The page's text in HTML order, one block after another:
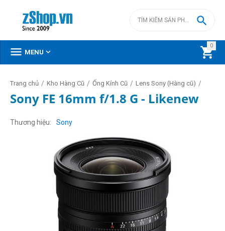
0


 MENU 
Trang chủ / Kho Hàng Cũ / Ống Kính Cũ / Lens Sony (Hàng cũ) /
Sony FE 16mm f/1.8 G - Likenew
Thương hiệu Sony